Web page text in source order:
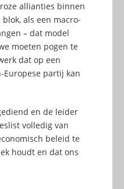
allianties binnen
als een macro-
– dat model
moeten pogen te
dat op een
Europese partij kan
en de leider
volledig van
beleid te
houdt en dat ons